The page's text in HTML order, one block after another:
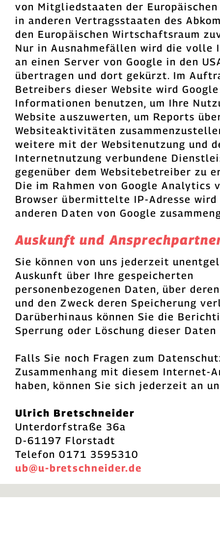
von Mitgliedstaaten der
in anderen Vertragsstaaten des
den Europäischen Wirtschaftsraum
Nur in Ausnahmefällen wird die volle
an einen Server von Google in den
übertragen und dort gekürzt. Im
Betreibers dieser Website wird
Informationen benutzen, um Ihre
Website auszuwerten, um Reports
Websiteaktivitäten
weitere mit der Websitenutzung und
Internetnutzung verbundene
gegenüber dem Websitebetreiber zu
Die im Rahmen von Google Analytics
Browser übermittelte IP-Adresse
anderen Daten von Google
Auskunft und
Sie können von uns jederzeit
Auskunft über Ihre gespeicherten
personenbezogenen Daten, über
und den Zweck deren Speicherung
Darüberhinaus können Sie die
Sperrung oder Löschung dieser
Falls Sie noch Fragen zum
Zusammenhang mit diesem Internet-
haben, können Sie sich jederzeit an
Ulrich Bretschneider
Unterdorfstraße 36a
D-61197 Florstadt
Telefon 0171 3595310
ub@u-bretschneider.de